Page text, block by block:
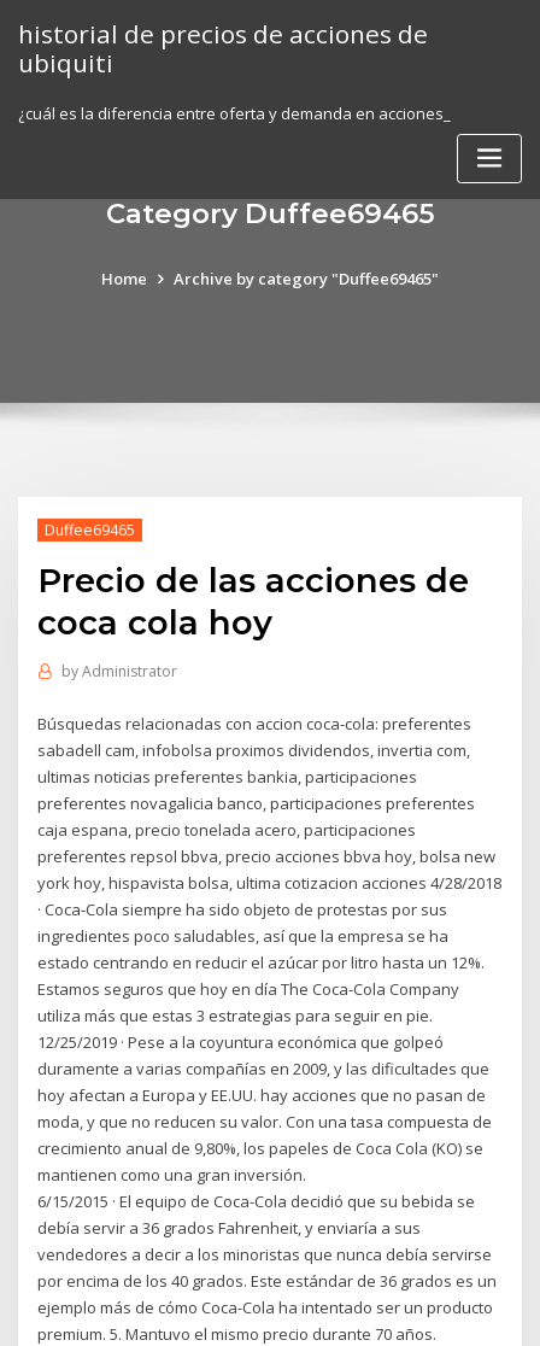
content
historial de precios de acciones de
ubiquiti
¿cuál es la diferencia entre oferta y demanda en acciones_
Category Duffee69465
Home Archive by category "Duffee69465"
Duffee69465
Precio de las acciones de
coca cola hoy
byAdministrator
Búsquedas relacionadas con accion coca-cola: preferentes
sabadell cam, infobolsa proximos dividendos, invertia com,
ultimas noticias preferentes bankia, participaciones
preferentes novagalicia banco, participaciones preferentes
caja espana, precio tonelada acero, participaciones
preferentes repsol bbva, precio acciones bbva hoy, bolsa new
york hoy, hispavista bolsa, ultima cotizacion acciones 4/28/2018
· Coca-Cola siempre ha sido objeto de protestas por sus
ingredientes poco saludables, así­ que la empresa se ha
estado centrando en reducir el azúcar por litro hasta un 12%.
Estamos seguros que hoy en dí­a The Coca-Cola Company
utiliza más que estas 3 estrategias para seguir en pie.
12/25/2019 · Pese a la coyuntura económica que golpeó
duramente a varias compañías en 2009, y las dificultades que
hoy afectan a Europa y EE.UU. hay acciones que no pasan de
moda, y que no reducen su valor. Con una tasa compuesta de
crecimiento anual de 9,80%, los papeles de Coca Cola (KO) se
mantienen como una gran inversión.
6/15/2015 · El equipo de Coca-Cola decidió que su bebida se
debía servir a 36 grados Fahrenheit, y enviaría a sus
vendedores a decir a los minoristas que nunca debía servirse
por encima de los 40 grados. Este estándar de 36 grados es un
ejemplo más de cómo Coca-Cola ha intentado ser un producto
premium. 5. Mantuvo el mismo precio durante 70 años.